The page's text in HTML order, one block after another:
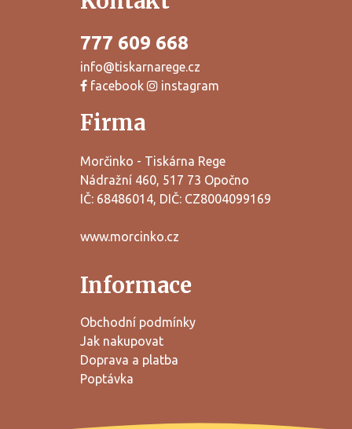
777 609 668
info@tiskarnarege.cz
facebook
instagram
Firma
Morčinko - Tiskárna Rege
Nádražní 460, 517 73 Opočno
IČ: 68486014, DIČ: CZ8004099169
www.morcinko.cz
Informace
Obchodní podmínky
Jak nakupovat
Doprava a platba
Poptávka